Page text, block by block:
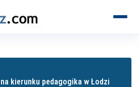
kierunku pedagogika w Łodzi